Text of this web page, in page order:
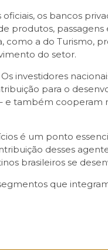
oficiais, os bancos
produtos,
como a do Turismo,
do setor.
Os investidores
para o
e também
é um ponto
desses
brasileiros se
que